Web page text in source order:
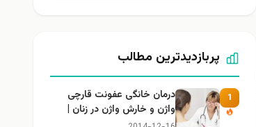
پربازدیدترین مطالب
1
درمان خانگی عفونت قارچی
واژن و خارش واژن در زنان |